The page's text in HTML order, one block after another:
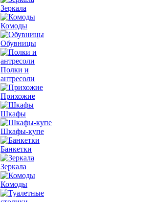
Зеркала
Комоды
Обувницы
Полки и
антресоли
Прихожие
Шкафы
Шкафы-купе
Банкетки
Зеркала
Комоды